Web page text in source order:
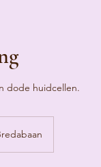
dode huidcellen.